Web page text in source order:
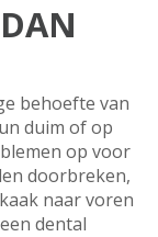
behoefte van
duim of op
op voor
doorbreken,
naar voren
dental